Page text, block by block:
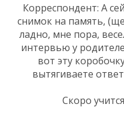
Корреспондент: А
снимок на память,
ладно, мне пора,
интервью у
вот эту
вытягиваете
Скоро